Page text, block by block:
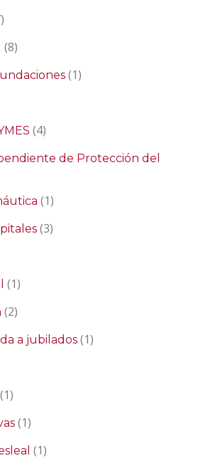
(8)
(1)
(4)
de Protección del
(1)
(3)
(1)
(2)
a jubilados (1)
(1)
(1)
(1)